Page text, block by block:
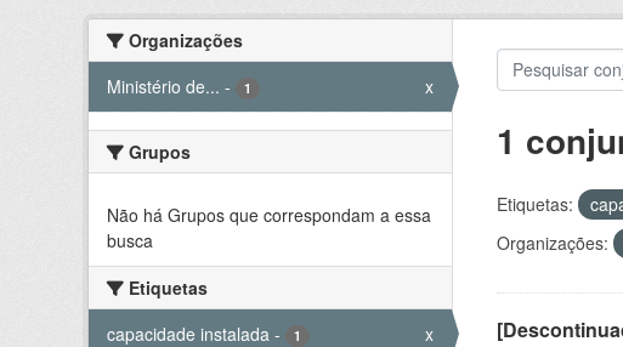
Organizações
Ministério de... - 1 x
Grupos
Não há Grupos que correspondam a essa
busca
Etiquetas
capacidade instalada - 1 x
1
Etiquetas:
Organizações: